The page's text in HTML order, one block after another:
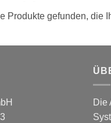
Produkte gefunden, die
Die